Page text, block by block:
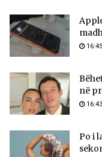
në
Po i